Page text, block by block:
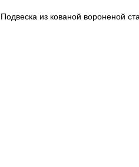
Подвеска из кованой вороненой